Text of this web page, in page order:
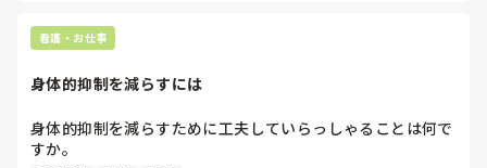
看護・お仕事
身体的抑制を減らすには
身体的抑制を減らすために工夫していらっしゃることは何で
すか。